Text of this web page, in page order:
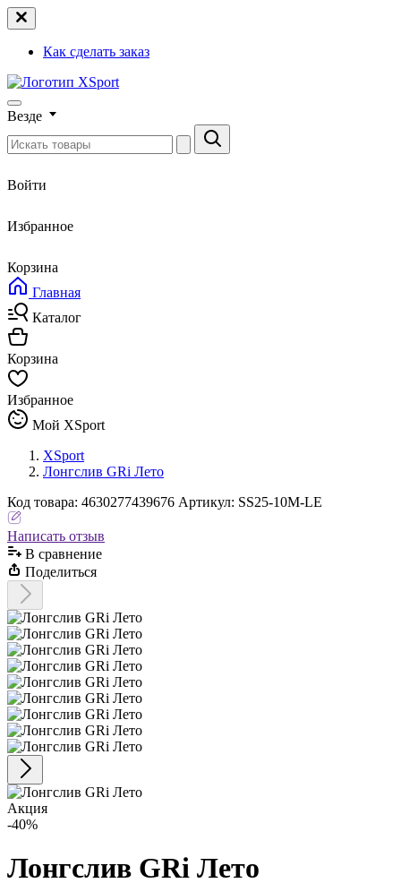
Как сделать заказ
Везде
Войти
Избранное
Корзина
Главная
Каталог
Корзина
Избранное
Мой XSport
XSport
Лонгслив GRi Лето
Код товара: 4630277439676 Артикул: SS25-10M-LE
Написать отзыв
В сравнениe
Поделиться
Акция
-40%
Лонгслив GRi Лето